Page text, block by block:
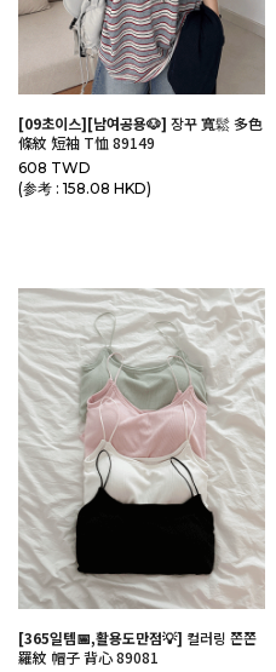
[09초이스][남여공용🐶] 장꾸 寬鬆 多色
條紋 短袖 T恤 89149
608 TWD
(参考 : 158.08 HKD)
[365일템📅,활용도만점💡] 컬러링 쫀쫀
羅紋 帽子 背心 89081